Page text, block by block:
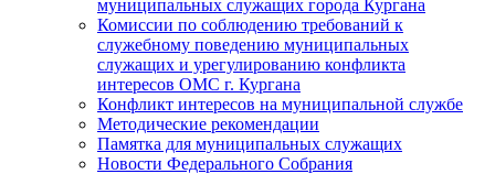
муниципальных служащих города Кургана
Комиссии по соблюдению требований к
служебному поведению муниципальных
служащих и урегулированию конфликта
интересов ОМС г. Кургана
Конфликт интересов на муниципальной службе
Методические рекомендации
Памятка для муниципальных служащих
Новости Федерального Cобрания